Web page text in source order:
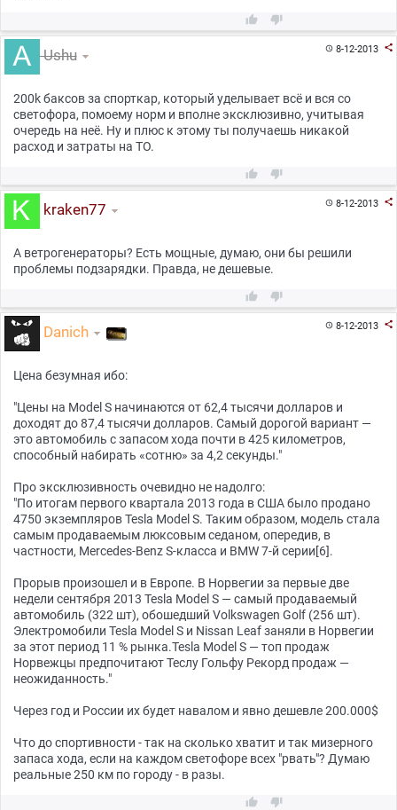
 
8-12-2013 
Ushu
200k баксов за спорткар, который уделывает всё и вся со
светофора, помоему норм и вполне эксклюзивно, учитывая
очередь на неё. Ну и плюс к этому ты получаешь никакой
расход и затраты на ТО.
 
8-12-2013 
kraken77
А ветрогенераторы? Есть мощные, думаю, они бы решили
проблемы подзарядки. Правда, не дешевые.
 
8-12-2013 
Danich
Цена безумная ибо:
"Цены на Model S начинаются от 62,4 тысячи долларов и
доходят до 87,4 тысячи долларов. Самый дорогой вариант —
это автомобиль с запасом хода почти в 425 километров,
способный набирать «сотню» за 4,2 секунды."
Про эксклюзивность очевидно не надолго:
"По итогам первого квартала 2013 года в США было продано
4750 экземпляров Tesla Model S. Таким образом, модель стала
самым продаваемым люксовым седаном, опередив, в
частности, Mercedes-Benz S-класса и BMW 7-й серии[6].
Прорыв произошел и в Европе. В Норвегии за первые две
недели сентября 2013 Tesla Model S — самый продаваемый
автомобиль (322 шт), обошедший Volkswagen Golf (256 шт).
Электромобили Tesla Model S и Nissan Leaf заняли в Норвегии
за этот период 11 % рынка.Tesla Model S — топ продаж
Норвежцы предпочитают Теслу Гольфу Рекорд продаж —
неожиданность."
Через год и России их будет навалом и явно дешевле 200.000$
Что до спортивности - так на сколько хватит и так мизерного
запаса хода, если на каждом светофоре всех "рвать"? Думаю
реальные 250 км по городу - в разы.
 